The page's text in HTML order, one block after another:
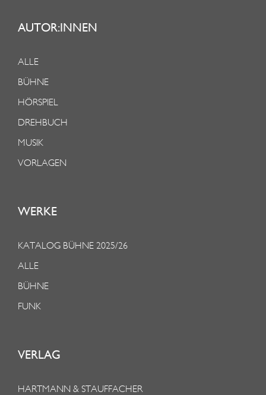
AUTOR:INNEN
ALLE
BÜHNE
HÖRSPIEL
DREHBUCH
MUSIK
VORLAGEN
WERKE
KATALOG BÜHNE 2025/26
ALLE
BÜHNE
FUNK
VERLAG
HARTMANN & STAUFFACHER